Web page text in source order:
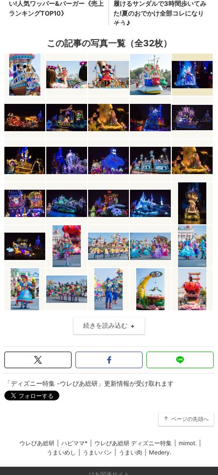
この記事の写真一覧（全32枚）
続きを読み込む
「ディズニー特集 -ウレぴあ総研」更新情報が受け取れます
ページの先頭へ
ウレぴあ総研 ハピママ* ウレぴあ総研 ディズニー特集 mimot.
うまいめし
うまいパン うまい肉 Medery.